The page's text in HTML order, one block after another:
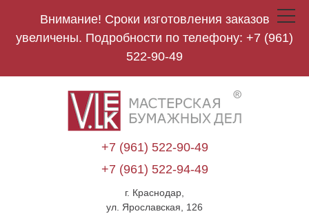
Внимание! Сроки изготовления заказов
увеличены. Подробности по телефону: +7 (961)
522-90-49
V.Lek
logo
+7 (961) 522-90-49
+7 (961) 522-94-49
г. Краснодар,
ул. Ярославская, 126
Toggle